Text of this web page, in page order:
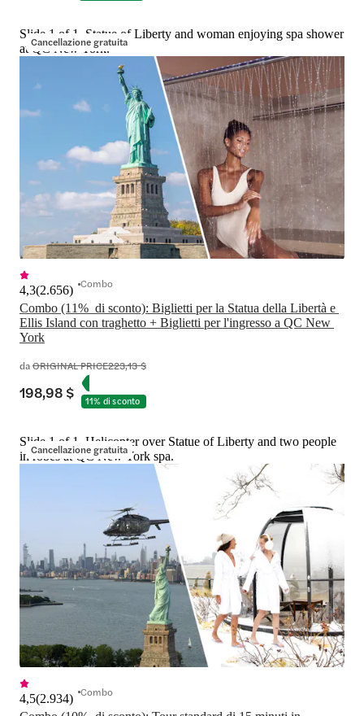
Cancellazione gratuita
Slide 1 of 1, Statue of Liberty and woman enjoying spa shower
at QC New York.
Combo (11%  di sconto): Biglietti per la Statua della Libertà e
Ellis Island con traghetto + Biglietti per l'ingresso a QC New
York
4,3(2.656) Combo
daORIGINAL PRICE223,13 $
198,98 $ 11% di sconto
Cancellazione gratuita
Slide 1 of 1, Helicopter over Statue of Liberty and two people
in robes at QC New York spa.
4,5(2.934) Combo